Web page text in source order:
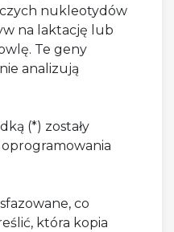
nukleotydów
na laktację lub
Te geny
analizują
(*) zostały
co
która kopia